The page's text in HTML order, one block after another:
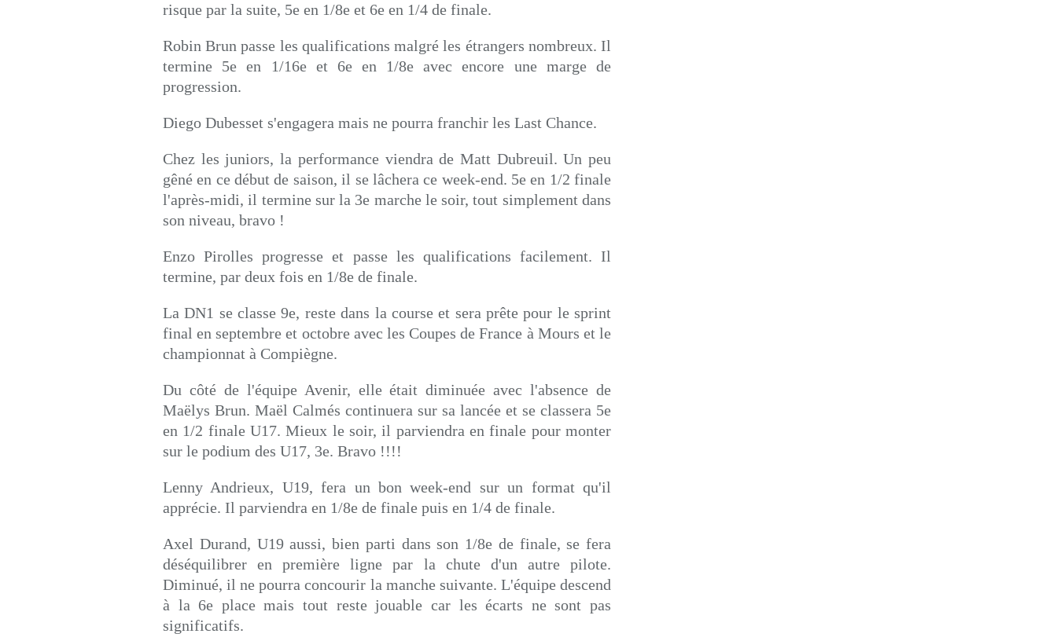
risque par la suite, 5e en 1/8e et 6e en 1/4 de finale.
Robin Brun passe les qualifications malgré les étrangers nombreux. Il
termine 5e en 1/16e et 6e en 1/8e avec encore une marge de
progression.
Diego Dubesset s'engagera mais ne pourra franchir les Last Chance.
Chez les juniors, la performance viendra de Matt Dubreuil. Un peu
gêné en ce début de saison, il se lâchera ce week-end. 5e en 1/2 finale
l'après-midi, il termine sur la 3e marche le soir, tout simplement dans
son niveau, bravo !
Enzo Pirolles progresse et passe les qualifications facilement. Il
termine, par deux fois en 1/8e de finale.
La DN1 se classe 9e, reste dans la course et sera prête pour le sprint
final en septembre et octobre avec les Coupes de France à Mours et le
championnat à Compiègne.
Du côté de l'équipe Avenir, elle était diminuée avec l'absence de
Maëlys Brun. Maël Calmés continuera sur sa lancée et se classera 5e
en 1/2 finale U17. Mieux le soir, il parviendra en finale pour monter
sur le podium des U17, 3e. Bravo !!!!
Lenny Andrieux, U19, fera un bon week-end sur un format qu'il
apprécie. Il parviendra en 1/8e de finale puis en 1/4 de finale.
Axel Durand, U19 aussi, bien parti dans son 1/8e de finale, se fera
déséquilibrer en première ligne par la chute d'un autre pilote.
Diminué, il ne pourra concourir la manche suivante. L'équipe descend
à la 6e place mais tout reste jouable car les écarts ne sont pas
significatifs.